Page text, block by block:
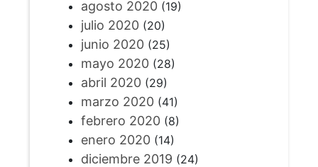
agosto 2020(19)
julio 2020(20)
junio 2020(25)
mayo 2020(28)
abril 2020(29)
marzo 2020(41)
febrero 2020(8)
enero 2020(14)
diciembre 2019 (24)